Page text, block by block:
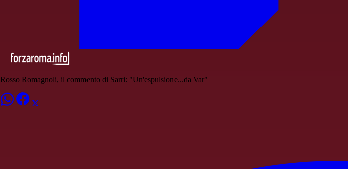
Rosso Romagnoli, il commento di Sarri: "Un'espulsione...da Var"